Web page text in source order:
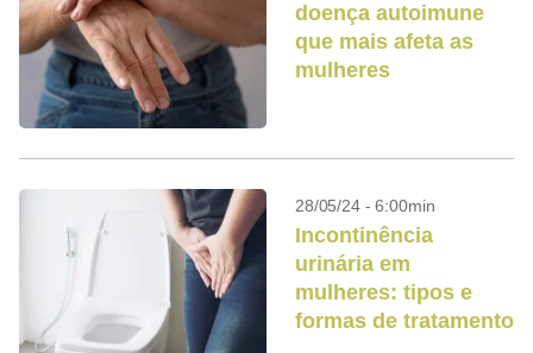
doença autoimune
que mais afeta as
mulheres
28/05/24 - 6:00min
Incontinência
urinária em
mulheres: tipos e
formas de tratamento